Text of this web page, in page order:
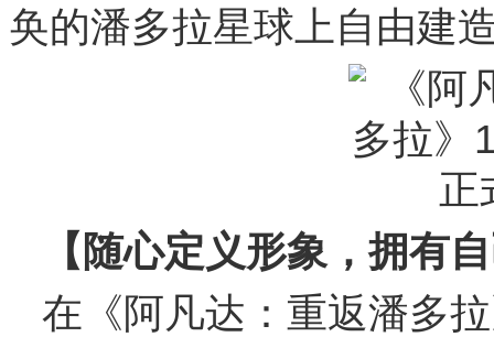
奂的潘多拉星球上自由建
【随心定义形象，拥有
在《阿凡达：重返潘多